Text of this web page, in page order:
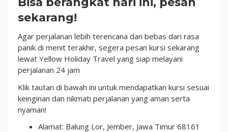
sekarang!
Agar perjalanan lebih terencana dan bebas dari rasa
panik di menit terakhir, segera pesan kursi sekarang
lewat Yellow Holiday Travel yang siap melayani
perjalanan 24 jam
Klik tautan di bawah ini untuk mendapatkan kursi sesuai
keinginan dan nikmati perjalanan yang aman serta
nyaman!
Alamat: Balung Lor, Jember, Jawa Timur 68161